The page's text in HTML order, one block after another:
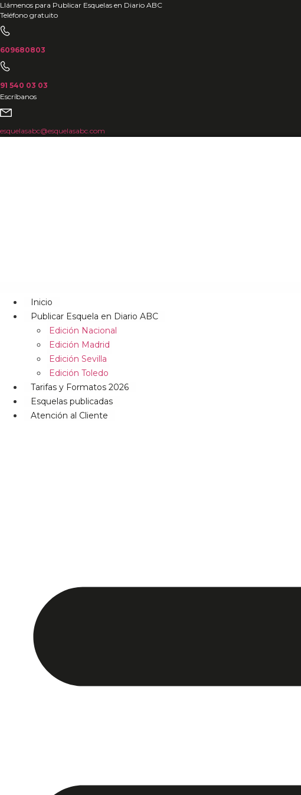
Ir
al
contenido
Llámenos para Publicar Esquelas en Diario ABC
Teléfono gratuito
609680803
91 540 03 03
Escríbanos
esquelasabc@esquelasabc.com
Inicio
Publicar Esquela en Diario ABC
Edición Nacional
Edición Madrid
Edición Sevilla
Edición Toledo
Tarifas y Formatos 2026
Esquelas publicadas
Atención al Cliente